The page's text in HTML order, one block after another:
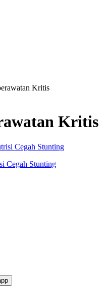
Kritis
Kritis
Cegah Stunting